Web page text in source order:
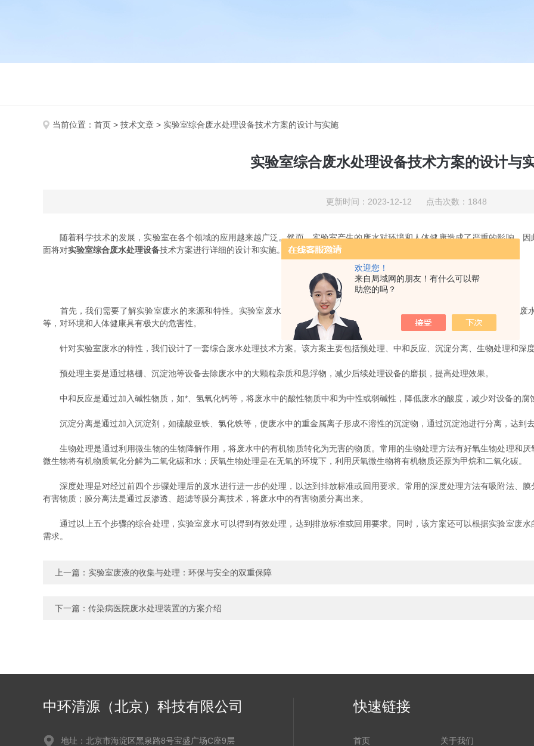
欢迎您！
来自局域网的朋友！有什么可以帮
助您的吗？
当前位置： 首页 > 技术文章 > 实验室综合废水处理设备技术方案的设计与实施
实验室综合废水处理设备技术方案的设计与
更新时间：2023-12-12 点击次数：1848
随着科学技术的发展，实验室在各个领域的应用越来越广泛。然而，实验室产生的废水对环境和人体健康造成了严重的影响。
面将对实验室综合废水处理设备技术方案进行详细的设计和实施。
首先，我们需要了解实验室废水的来源和特性。实验室废水主要包括实验过程中产生的废液、洗涤废水和冲洗废水等。这些废
等，对环境和人体健康具有极大的危害性。
针对实验室废水的特性，我们设计了一套综合废水处理技术方案。该方案主要包括预处理、中和反应、沉淀分离、生物处理和深
预处理主要是通过格栅、沉淀池等设备去除废水中的大颗粒杂质和悬浮物，减少后续处理设备的磨损，提高处理效果。
中和反应是通过加入碱性物质，如*、氢氧化钙等，将废水中的酸性物质中和为中性或弱碱性，降低废水的酸度，减少对设备的腐
沉淀分离是通过加入沉淀剂，如硫酸亚铁、氯化铁等，使废水中的重金属离子形成不溶性的沉淀物，通过沉淀池进行分离，达到
生物处理是通过利用微生物的生物降解作用，将废水中的有机物质转化为无害的物质。常用的生物处理方法有好氧生物处理和
微生物将有机物质氧化分解为二氧化碳和水；厌氧生物处理是在无氧的环境下，利用厌氧微生物将有机物质还原为甲烷和二氧化碳。
深度处理是对经过前四个步骤处理后的废水进行进一步的处理，以达到排放标准或回用要求。常用的深度处理方法有吸附法、
有害物质；膜分离法是通过反渗透、超滤等膜分离技术，将废水中的有害物质分离出来。
通过以上五个步骤的综合处理，实验室废水可以得到有效处理，达到排放标准或回用要求。同时，该方案还可以根据实验室废
需求。
上一篇： 实验室废液的收集与处理：环保与安全的双重保障
下一篇： 传染病医院废水处理装置的方案介绍
中环清源（北京）科技有限公司
地址：北京市海淀区黑泉路8号宝盛广场C座9层
快速链接
首页 关于我们